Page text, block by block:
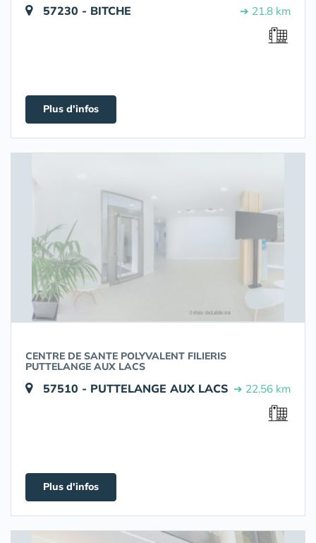
57230 - BITCHE ➔ 21.8 km
Plus d'infos
CENTRE DE SANTE POLYVALENT FILIERIS
PUTTELANGE AUX LACS
57510 - PUTTELANGE AUX LACS ➔ 22.56 km
Plus d'infos